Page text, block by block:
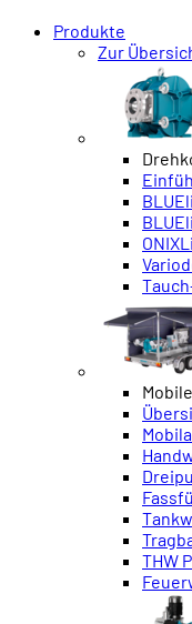
Produkte
Zur
THW